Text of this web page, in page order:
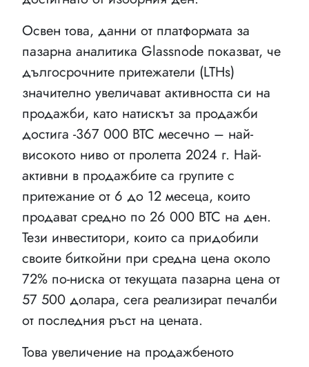
Освен това, данни от платформата за
пазарна аналитика Glassnode показват, че
дългосрочните притежатели (LTHs)
значително увеличават активността си на
продажби, като натискът за продажби
достига -367 000 BTC месечно – най-
високото ниво от пролетта 2024 г. Най-
активни в продажбите са групите с
притежание от 6 до 12 месеца, които
продават средно по 26 000 BTC на ден.
Тези инвеститори, които са придобили
своите биткойни при средна цена около
72% по-ниска от текущата пазарна цена от
57 500 долара, сега реализират печалби
от последния ръст на цената.
Това увеличение на продажбеното